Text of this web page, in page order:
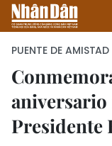
PUENTE DE AMISTAD
aniversario
Presidente